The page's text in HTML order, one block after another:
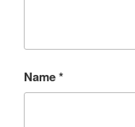
Name*